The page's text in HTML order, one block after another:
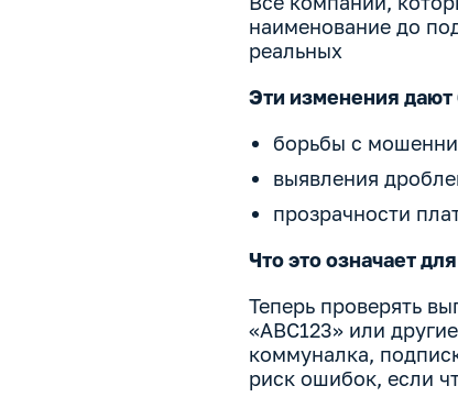
наименование до
реальных
Эти изменения
борьбы с
выявления
прозрачности
Что это означает
Теперь проверять
«ABC123» или
коммуналка,
риск ошибок, если